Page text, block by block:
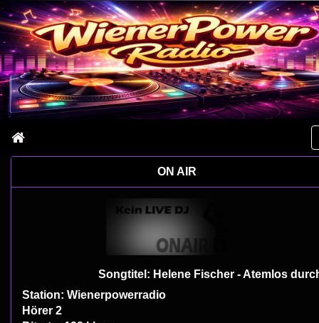
ON AIR
Songtitel: Helene Fischer - Atemlos durch die
Station: Wienerpowerradio
Hörer 2